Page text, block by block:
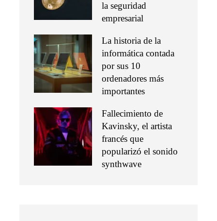
la seguridad
empresarial
La historia de la
informática contada
por sus 10
ordenadores más
importantes
Fallecimiento de
Kavinsky, el artista
francés que
popularizó el sonido
synthwave